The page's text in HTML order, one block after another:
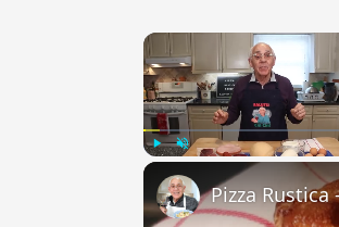
Pizza